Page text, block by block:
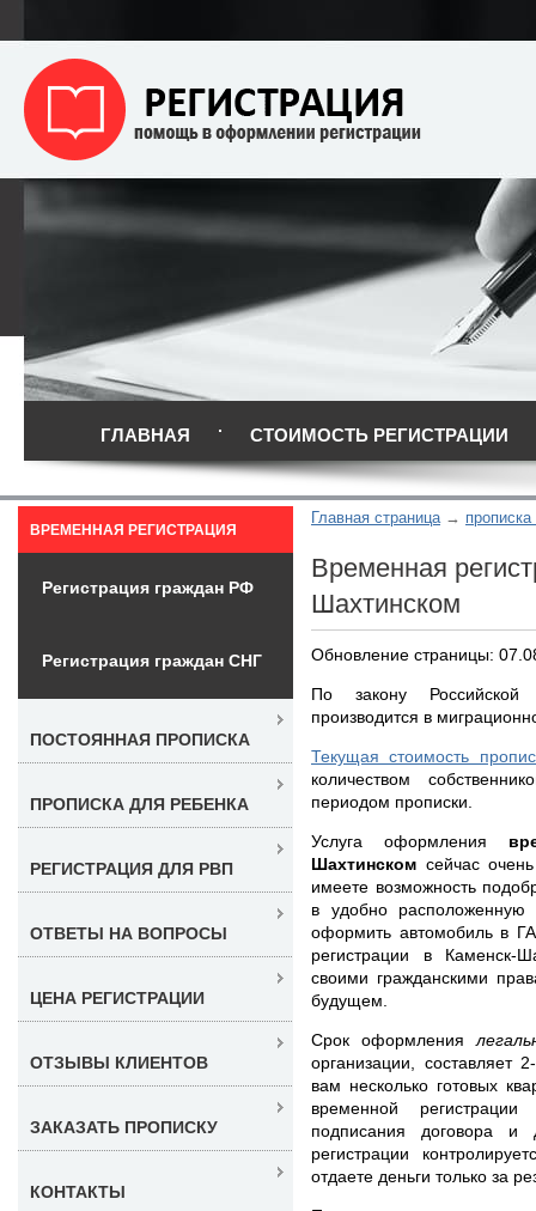
ГЛАВНАЯ СТОИМОСТЬ РЕГИСТРАЦИИ
Главная страница
Временная
Шахтинском
Обновление страницы:
По закону Российской
производится в
Текущая стоимость
количеством
периодом прописки.
Услуга оформления
Шахтинском сейчас
имеете возможность
в удобно расположенную
оформить автомобиль в
регистрации в Каменск-
своими гражданскими
будущем.
Срок оформления
организации,
вам несколько готовых
временной
подписания договора и
регистрации
отдаете деньги только за
ВРЕМЕННАЯ РЕГИСТРАЦИЯ
Регистрация граждан РФ
Регистрация граждан СНГ
ПОСТОЯННАЯ ПРОПИСКА
ПРОПИСКА ДЛЯ РЕБЕНКА
РЕГИСТРАЦИЯ ДЛЯ РВП
ОТВЕТЫ НА ВОПРОСЫ
ЦЕНА РЕГИСТРАЦИИ
ОТЗЫВЫ КЛИЕНТОВ
ЗАКАЗАТЬ ПРОПИСКУ
КОНТАКТЫ